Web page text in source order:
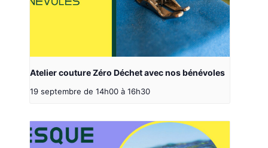
Atelier couture Zéro Déchet avec nos bénévoles
19 septembre de 14h00 à 16h30